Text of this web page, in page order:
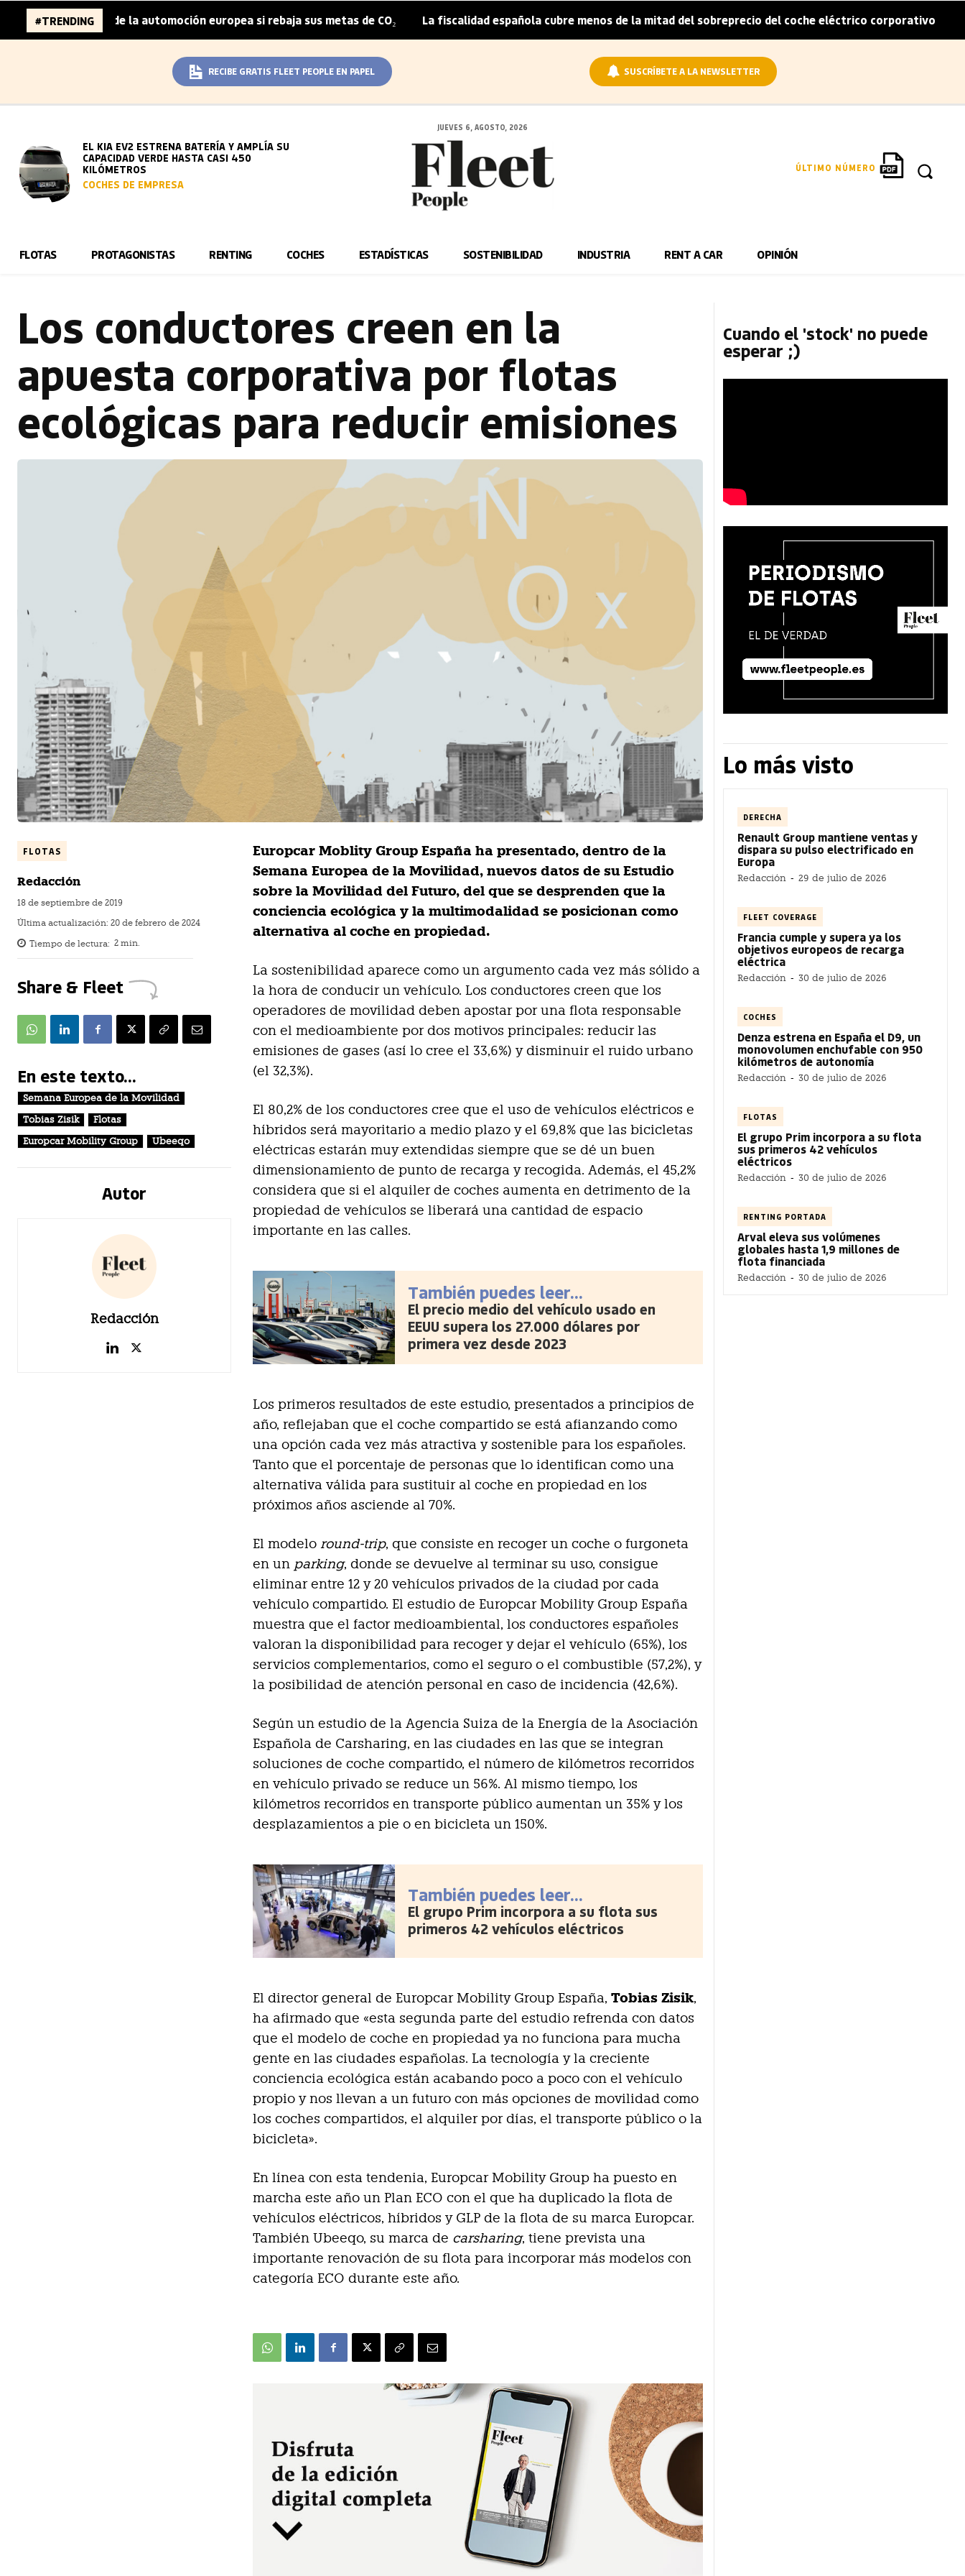
#TRENDING
millones de la automoción europea si rebaja sus metas de CO₂ | La fiscalidad española cubre menos de la mitad del sobreprecio del coche eléctrico corporativo | Arval
RECIBE GRATIS FLEET PEOPLE EN PAPEL SUSCRÍBETE A LA NEWSLETTER
EL KIA EV2 ESTRENA BATERÍA Y AMPLÍA SU
CAPACIDAD VERDE HASTA CASI 450
KILÓMETROS
COCHES DE EMPRESA
JUEVES 6, AGOSTO, 2026
ÚLTIMO NÚMERO
FLOTAS PROTAGONISTAS RENTING COCHES ESTADÍSTICAS SOSTENIBILIDAD INDUSTRIA RENT A CAR OPINIÓN
Los conductores creen en la
apuesta corporativa por flotas
ecológicas para reducir emisiones
FLOTAS
Redacción
18 de septiembre de 2019
Última actualización: 20 de febrero de 2024
Tiempo de lectura: 2 min.
Share & Fleet
En este texto...
Semana Europea de la Movilidad
Tobias Zisik
Flotas
Europcar Mobility Group
Ubeeqo
Autor
Redacción
Europcar Moblity Group España ha presentado, dentro de la
Semana Europea de la Movilidad, nuevos datos de su Estudio
sobre la Movilidad del Futuro, del que se desprenden que la
conciencia ecológica y la multimodalidad se posicionan como
alternativa al coche en propiedad.
La sostenibilidad aparece como un argumento cada vez más sólido a
la hora de conducir un vehículo. Los conductores creen que los
operadores de movilidad deben apostar por una flota responsable
con el medioambiente por dos motivos principales: reducir las
emisiones de gases (así lo cree el 33,6%) y disminuir el ruido urbano
(el 32,3%).
El 80,2% de los conductores cree que el uso de vehículos eléctricos e
híbridos será mayoritario a medio plazo y el 69,8% que las bicicletas
eléctricas estarán muy extendidas siempre que se dé un buen
dimensionamiento de punto de recarga y recogida. Además, el 45,2%
considera que si el alquiler de coches aumenta en detrimento de la
propiedad de vehículos se liberará una cantidad de espacio
importante en las calles.
También puedes leer...
El precio medio del vehículo usado en
EEUU supera los 27.000 dólares por
primera vez desde 2023
Los primeros resultados de este estudio, presentados a principios de
año, reflejaban que el coche compartido se está afianzando como
una opción cada vez más atractiva y sostenible para los españoles.
Tanto que el porcentaje de personas que lo identifican como una
alternativa válida para sustituir al coche en propiedad en los
próximos años asciende al 70%.
El modelo round-trip, que consiste en recoger un coche o furgoneta
en un parking, donde se devuelve al terminar su uso, consigue
eliminar entre 12 y 20 vehículos privados de la ciudad por cada
vehículo compartido. El estudio de Europcar Mobility Group España
muestra que el factor medioambiental, los conductores españoles
valoran la disponibilidad para recoger y dejar el vehículo (65%), los
servicios complementarios, como el seguro o el combustible (57,2%), y
la posibilidad de atención personal en caso de incidencia (42,6%).
Según un estudio de la Agencia Suiza de la Energía de la Asociación
Española de Carsharing, en las ciudades en las que se integran
soluciones de coche compartido, el número de kilómetros recorridos
en vehículo privado se reduce un 56%. Al mismo tiempo, los
kilómetros recorridos en transporte público aumentan un 35% y los
desplazamientos a pie o en bicicleta un 150%.
También puedes leer...
El grupo Prim incorpora a su flota sus
primeros 42 vehículos eléctricos
El director general de Europcar Mobility Group España,Tobias Zisik,
ha afirmado que «esta segunda parte del estudio refrenda con datos
que el modelo de coche en propiedad ya no funciona para mucha
gente en las ciudades españolas. La tecnología y la creciente
conciencia ecológica están acabando poco a poco con el vehículo
propio y nos llevan a un futuro con más opciones de movilidad como
los coches compartidos, el alquiler por días, el transporte público o la
bicicleta».
En línea con esta tendenia, Europcar Mobility Group ha puesto en
marcha este año un Plan ECO con el que ha duplicado la flota de
vehículos eléctricos, híbridos y GLP de la flota de su marca Europcar.
También Ubeeqo, su marca de carsharing, tiene prevista una
importante renovación de su flota para incorporar más modelos con
categoría ECO durante este año.
Cuando el 'stock' no puede
esperar ;)
Lo más visto
DERECHA
Renault Group mantiene ventas y
dispara su pulso electrificado en
Europa
Redacción - 29 de julio de 2026
FLEET COVERAGE
Francia cumple y supera ya los
objetivos europeos de recarga
eléctrica
Redacción - 30 de julio de 2026
COCHES
Denza estrena en España el D9, un
monovolumen enchufable con 950
kilómetros de autonomía
Redacción - 30 de julio de 2026
FLOTAS
El grupo Prim incorpora a su flota
sus primeros 42 vehículos
eléctricos
Redacción - 30 de julio de 2026
RENTING PORTADA
Arval eleva sus volúmenes
globales hasta 1,9 millones de
flota financiada
Redacción - 30 de julio de 2026